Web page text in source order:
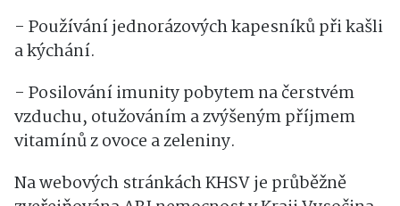
- Používání jednorázových kapesníků při kašli
a kýchání.
- Posilování imunity pobytem na čerstvém
vzduchu, otužováním a zvýšeným příjmem
vitamínů z ovoce a zeleniny.
Na webových stránkách KHSV je průběžně